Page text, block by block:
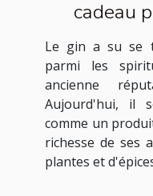
cadeau
Le gin a su se
parmi les
ancienne
Aujourd'hui, il
comme un
richesse de ses
plantes et